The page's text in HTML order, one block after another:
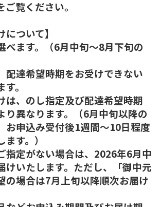
覧ください。
について】
ます。（6月中旬～8月下旬の
達希望時期をお受けできない
。
、のし指定及び配達希望時期
り異なります。（6月中旬以降の
お申込み受付後1週間～10日程度
す。）
定がない場合は、2026年6月中
けいたします。ただし、「御中元
の場合は7月上旬以降順次お届け